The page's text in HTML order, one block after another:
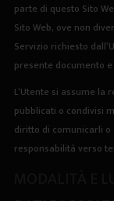
parte di questo Sito
Sito Web, ove non
Servizio richiesto
presente documento
L’Utente si assume
pubblicati o condivisi
diritto di comunicarli
responsabilità verso